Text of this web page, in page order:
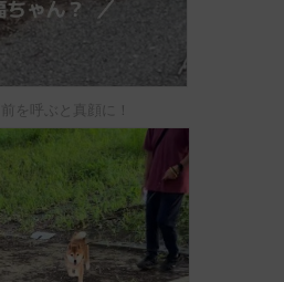
を呼ぶと真顔に！